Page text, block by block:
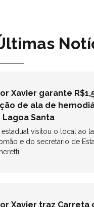
Xavier garante
de ala de
Lagoa Santa
estadual visitou o local ao
e do secretário de
Xavier traz Carreta